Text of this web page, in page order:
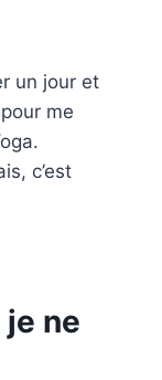
un jour et
me
c’est
ne